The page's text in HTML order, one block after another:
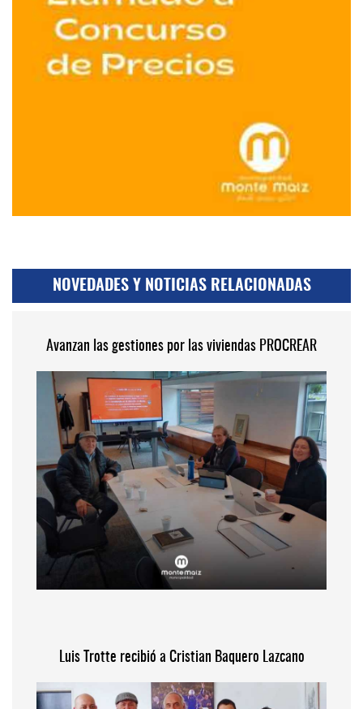
NOVEDADES Y NOTICIAS RELACIONADAS
Avanzan las gestiones por las viviendas PROCREAR
Luis Trotte recibió a Cristian Baquero Lazcano